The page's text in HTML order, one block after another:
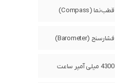
قطب‌نما (Compass)
فشارسنج (Barometer)
4300 میلی آمپر ساعت